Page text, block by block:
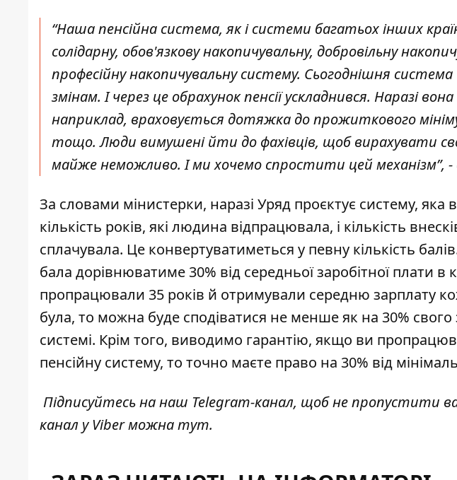
“Наша пенсійна система, як і системи багатьох інших
солідарну, обов'язкову накопичувальну, добровільну
професійну накопичувальну систему. Сьогоднішня
змінам. І через це обрахунок пенсії ускладнився. Наразі
наприклад, враховується дотяжка до прожиткового
тощо.Люди вимушені йти до фахівців, щоб вирахувати
майже неможливо. І ми хочемо спростити цей механізм”, -
За словами мінистерки, наразі Уряд проєктує систему, яка
кількість років, які людина відпрацювала, і кількість
сплачувала. Це конвертуватиметься у певну кількість
бала дорівнюватиме 30% від середньої заробітної плати
пропрацювали 35 років й отримували середню зарплату
була, то можна буде сподіватися не менше як на 30% свого
системі. Крім того, виводимо гарантію, якщо ви
пенсійну систему, то точно маєте право на 30% від
Підписуйтесь на наш Telegram-канал, щоб не пропустити
канал у Viber можнатут.